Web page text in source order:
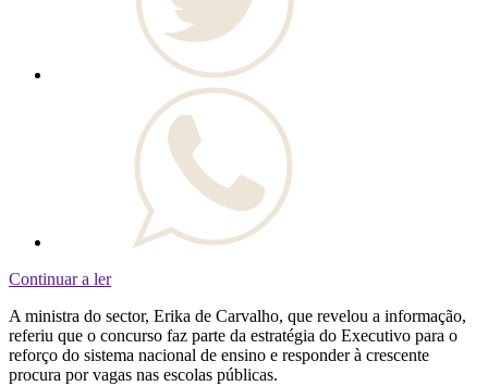
Continuar a ler
A ministra do sector, Erika de Carvalho, que revelou a informação,
referiu que o concurso faz parte da estratégia do Executivo para o
reforço do sistema nacional de ensino e responder à crescente
procura por vagas nas escolas públicas.